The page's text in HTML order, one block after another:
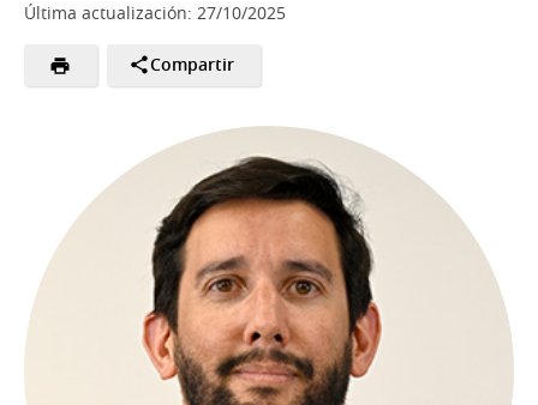
Última actualización: 27/10/2025
Compartir